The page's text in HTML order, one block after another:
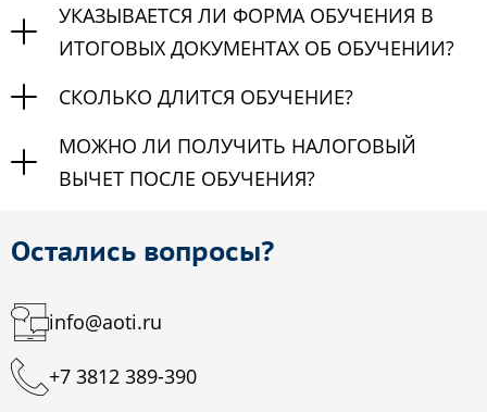
УКАЗЫВАЕТСЯ ЛИ ФОРМА ОБУЧЕНИЯ В
ИТОГОВЫХ ДОКУМЕНТАХ ОБ ОБУЧЕНИИ?
СКОЛЬКО ДЛИТСЯ ОБУЧЕНИЕ?
МОЖНО ЛИ ПОЛУЧИТЬ НАЛОГОВЫЙ
ВЫЧЕТ ПОСЛЕ ОБУЧЕНИЯ?
Остались вопросы?
info@aoti.ru
+7 3812 389-390